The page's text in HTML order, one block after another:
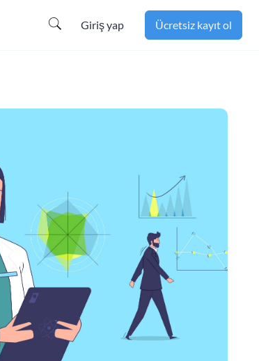
Giriş yap Ücretsiz kayıt ol